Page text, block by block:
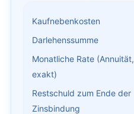
Kaufnebenkosten
Darlehenssumme
Monatliche Rate (Annuität,
exakt)
Restschuld zum Ende der
Zinsbindung